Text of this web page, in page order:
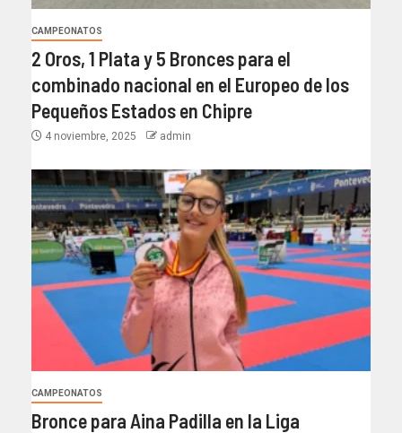
CAMPEONATOS
2 Oros, 1 Plata y 5 Bronces para el
combinado nacional en el Europeo de los
Pequeños Estados en Chipre
4 noviembre, 2025 admin
CAMPEONATOS
Bronce para Aina Padilla en la Liga